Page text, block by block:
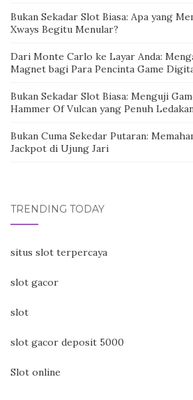
Bukan Sekadar Slot Biasa: Apa yang
Xways Begitu Menular?
Dari Monte Carlo ke Layar Anda:
Magnet bagi Para Pencinta Game
Bukan Sekadar Slot Biasa: Menguji
Hammer Of Vulcan yang Penuh
Bukan Cuma Sekedar Putaran:
Jackpot di Ujung Jari
TRENDING TODAY
situs slot terpercaya
slot gacor
slot
slot gacor deposit 5000
Slot online